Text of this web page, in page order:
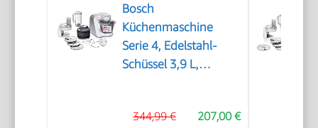
Bosch
Küchenmaschine
Serie 4, Edelstahl-
Schüssel 3,9 L,
Edelstahl
207,00 €
344,99 €